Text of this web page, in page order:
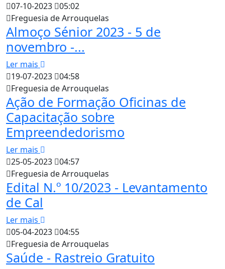
07-10-2023
05:02
Freguesia de Arrouquelas
Almoço Sénior 2023 - 5 de
novembro -...
Ler mais
19-07-2023
04:58
Freguesia de Arrouquelas
Ação de Formação Oficinas de
Capacitação sobre
Empreendedorismo
Ler mais
25-05-2023
04:57
Freguesia de Arrouquelas
Edital N.º 10/2023 - Levantamento
de Cal
Ler mais
05-04-2023
04:55
Freguesia de Arrouquelas
Saúde - Rastreio Gratuito